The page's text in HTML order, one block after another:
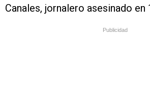
Canales, jornalero asesinado en
Publicidad